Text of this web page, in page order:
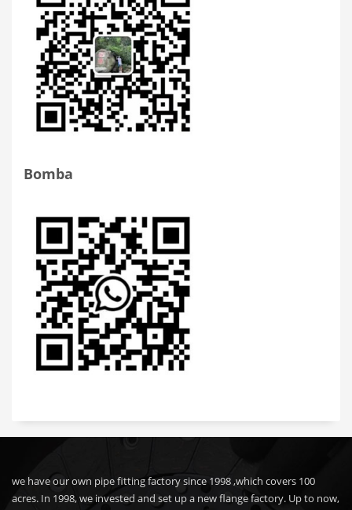
Bomba
we have our own pipe fitting factory since 1998 ,which covers 100
acres. In 1998, we invested and set up a new flange factory. Up to now,